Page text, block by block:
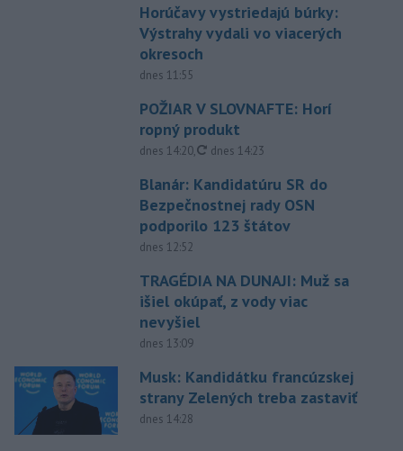
Horúčavy vystriedajú búrky:
Výstrahy vydali vo viacerých
okresoch
dnes 11:55
POŽIAR V SLOVNAFTE: Horí
ropný produkt
dnes 14:20, aktualizované
dnes 14:23
Blanár: Kandidatúru SR do
Bezpečnostnej rady OSN
podporilo 123 štátov
dnes 12:52
TRAGÉDIA NA DUNAJI: Muž sa
išiel okúpať, z vody viac
nevyšiel
dnes 13:09
Musk: Kandidátku francúzskej
strany Zelených treba zastaviť
dnes 14:28